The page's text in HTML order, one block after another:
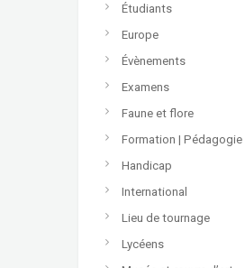
Étudiants
Europe
Évènements
Examens
Faune et flore
Formation | Pédagogie
Handicap
International
Lieu de tournage
Lycéens